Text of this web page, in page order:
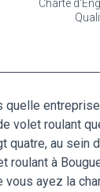
Charte
volet roulant
au sein
à
ayez la